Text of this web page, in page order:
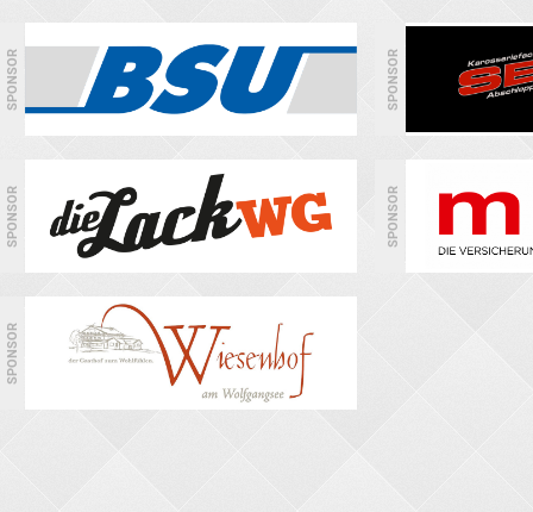
SPONSOR SPONSOR
SPONSOR SPONSOR
SPONSOR